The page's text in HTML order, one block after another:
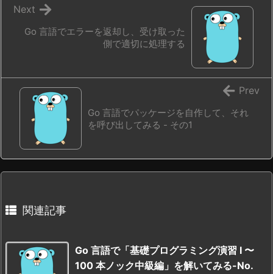
Go 言語でエラーを返却し、受け取った
側で適切に処理する
Next
Go 言語でパッケージを自作して、それ
を呼び出してみる - その1
Prev
関連記事
Go 言語で「基礎プログラミング演習 I 〜
100 本ノック中級編」を解いてみる-No.